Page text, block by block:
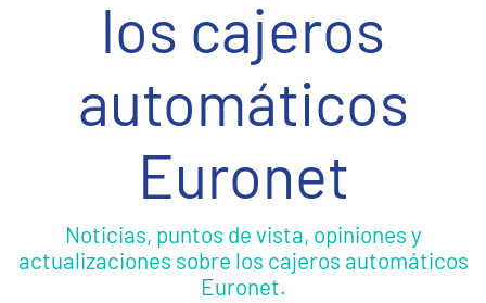
los cajeros
automáticos
Euronet
Noticias, puntos de vista, opiniones y
actualizaciones sobre los cajeros automáticos
Euronet.